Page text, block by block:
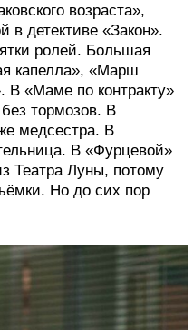
возраста»,
детективе «Закон».
ролей. Большая
капелла», «Марш
В «Маме по контракту»
тормозов. В
медсестра. В
В «Фурцевой»
Театра Луны, потому
Но до сих пор